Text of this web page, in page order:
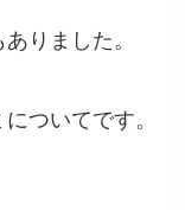
りました。
ついてです。